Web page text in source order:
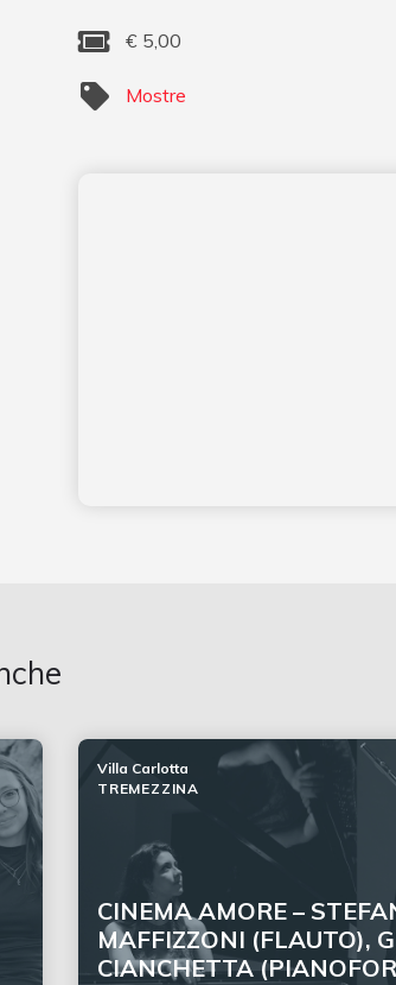
€ 5,00
Mostre
CINEMA AMORE –
MAFFIZZONI (FLAUTO),
CIANCHETTA
Villa Carlotta
TREMEZZINA